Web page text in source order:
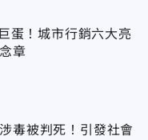
蛋！城市行銷六大亮
章
毒被判死！引發社會